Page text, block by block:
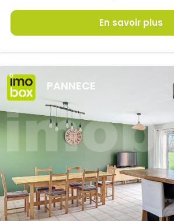
En savoir plus
PANNECE